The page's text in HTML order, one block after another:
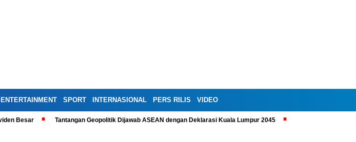
ENTERTAINMENT SPORT INTERNASIONAL PERS RILIS VIDEO
Besar Tantangan Geopolitik Dijawab ASEAN dengan Deklarasi Kuala Lumpur 2045